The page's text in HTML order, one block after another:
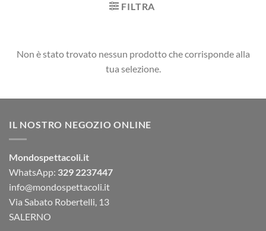
FILTRA
Non è stato trovato nessun prodotto che corrisponde alla
tua selezione.
IL NOSTRO NEGOZIO ONLINE
Mondospettacoli.it
WhatsApp: 329 2237447
info@mondospettacoli.it
Via Sabato Robertelli, 13
SALERNO